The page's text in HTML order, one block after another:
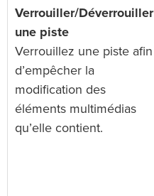
Verrouiller/Déverrouiller
une piste
Verrouillez une piste afin
d’empêcher la
modification des
éléments multimédias
qu’elle contient.